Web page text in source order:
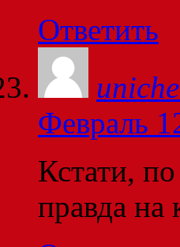
Ответить
Февраль
Кстати,
правда